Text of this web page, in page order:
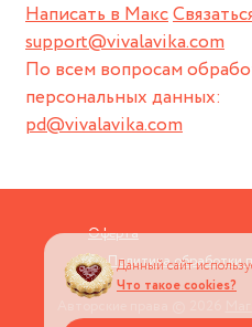
Написать в Макс
support@vivalavika.com
По всем вопросам
персональных данных:
pd@vivalavika.com
Оферта
Политика обработки
Данный сайт
Что такое cookies?